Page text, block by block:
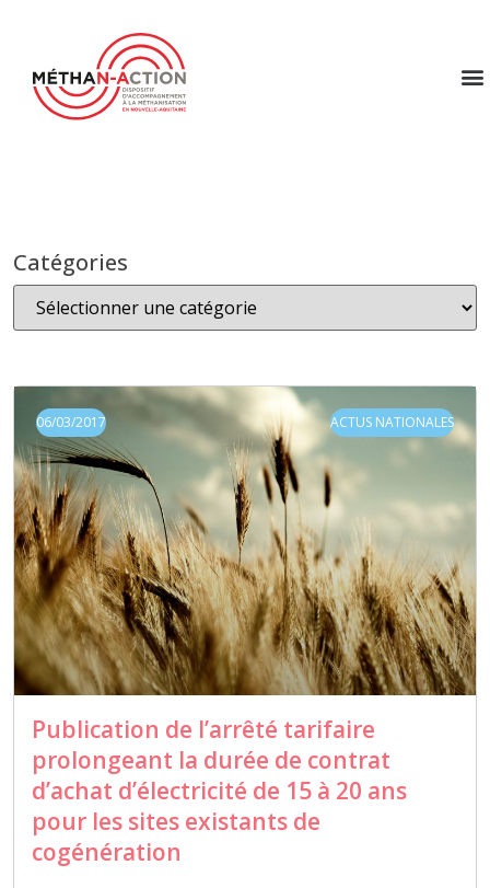
Catégories
06/03/2017 ACTUS NATIONALES
Publication de l’arrêté tarifaire
prolongeant la durée de contrat
d’achat d’électricité de 15 à 20 ans
pour les sites existants de
cogénération